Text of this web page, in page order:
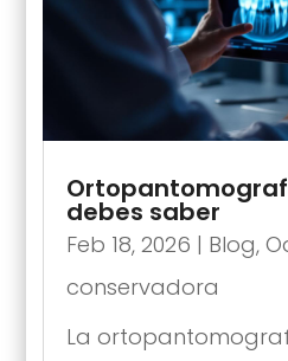
debes saber
Feb 18, 2026 | Blog,
conservadora
La